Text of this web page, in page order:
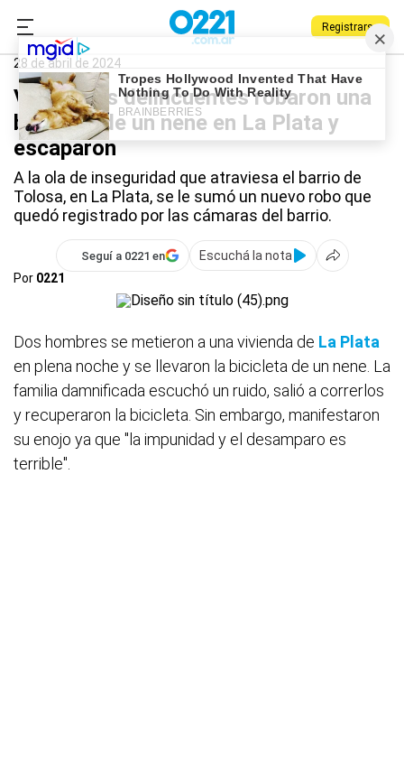
Registrarse
0221.com.ar
La Plata
28 de abril de 2024
Video: dos delincuentes robaron una
bicicleta de un nene en La Plata y
escaparon
A la ola de inseguridad que atraviesa el barrio de
Tolosa, en La Plata, se le sumó un nuevo robo que
quedó registrado por las cámaras del barrio.
Seguí a 0221 en
Escuchá la nota
Por 0221
Dos hombres se metieron a una vivienda de La Plata
en plena noche y se llevaron la bicicleta de un nene. La
familia damnificada escuchó un ruido, salió a correrlos
y recuperaron la bicicleta. Sin embargo, manifestaron
su enojo ya que "la impunidad y el desamparo es
terrible".